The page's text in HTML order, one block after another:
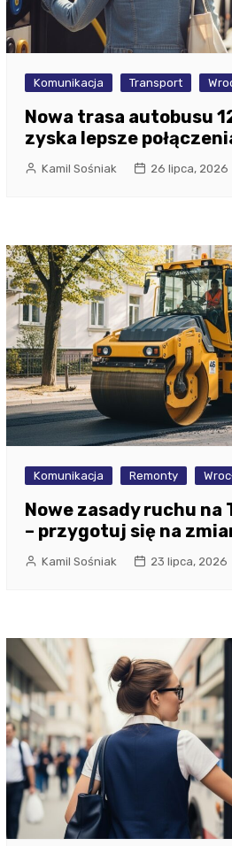
Komunikacja Transport
Nowa trasa autobusu
zyska lepsze
Kamil Sośniak 26 lipca, 2026
Komunikacja Remonty
Nowe zasady ruchu
– przygotuj się na
Kamil Sośniak 23 lipca, 2026